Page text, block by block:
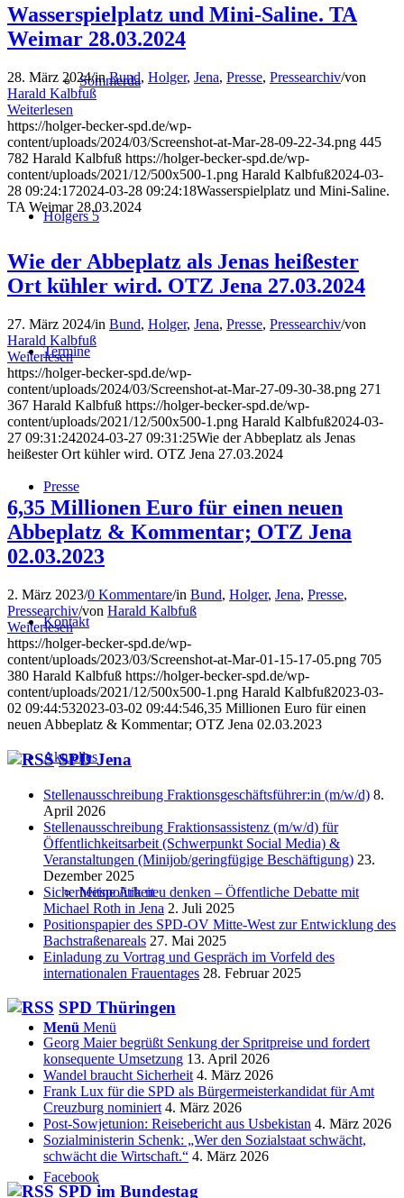
Sömmerda
Holgers 5
Termine
Presse
Kontakt
Aktuelles
Meine Arbeit
Menü Menü
Facebook
Wasserspielplatz und Mini-Saline. TA
Weimar 28.03.2024
28. März 2024/inBund, Holger, Jena, Presse, Pressearchiv/von
Harald Kalbfuß
Weiterlesen
https://holger-becker-spd.de/wp-
content/uploads/2024/03/Screenshot-at-Mar-28-09-22-34.png 445
782 Harald Kalbfuß https://holger-becker-spd.de/wp-
content/uploads/2021/12/500x500-1.png Harald Kalbfuß2024-03-
28 09:24:172024-03-28 09:24:18Wasserspielplatz und Mini-Saline.
TA Weimar 28.03.2024
Wie der Abbeplatz als Jenas heißester
Ort kühler wird. OTZ Jena 27.03.2024
27. März 2024/in Bund, Holger, Jena, Presse, Pressearchiv/von
Harald Kalbfuß
Weiterlesen
https://holger-becker-spd.de/wp-
content/uploads/2024/03/Screenshot-at-Mar-27-09-30-38.png 271
367 Harald Kalbfuß https://holger-becker-spd.de/wp-
content/uploads/2021/12/500x500-1.png Harald Kalbfuß2024-03-
27 09:31:242024-03-27 09:31:25Wie der Abbeplatz als Jenas
heißester Ort kühler wird. OTZ Jena 27.03.2024
6,35 Millionen Euro für einen neuen
Abbeplatz & Kommentar; OTZ Jena
02.03.2023
2. März 2023/0 Kommentare/in Bund, Holger, Jena, Presse,
Pressearchiv/von Harald Kalbfuß
Weiterlesen
https://holger-becker-spd.de/wp-
content/uploads/2023/03/Screenshot-at-Mar-01-15-17-05.png 705
380 Harald Kalbfuß https://holger-becker-spd.de/wp-
content/uploads/2021/12/500x500-1.png Harald Kalbfuß2023-03-
02 09:44:532023-03-02 09:44:546,35 Millionen Euro für einen
neuen Abbeplatz & Kommentar; OTZ Jena 02.03.2023
SPD Jena
Stellenausschreibung Fraktionsgeschäftsführer:in (m/w/d) 8.
April 2026
Stellenausschreibung Fraktionsassistenz (m/w/d) für
Öffentlichkeitsarbeit (Schwerpunkt Social Media) &
Veranstaltungen (Minijob/geringfügige Beschäftigung) 23.
Dezember 2025
Sicherheitspolitik neu denken – Öffentliche Debatte mit
Michael Roth in Jena 2. Juli 2025
Positionspapier des SPD-OV Mitte-West zur Entwicklung des
Bachstraßenareals 27. Mai 2025
Einladung zu Vortrag und Gespräch im Vorfeld des
internationalen Frauentages 28. Februar 2025
SPD Thüringen
Georg Maier begrüßt Senkung der Spritpreise und fordert
konsequente Umsetzung 13. April 2026
Wandel braucht Sicherheit 4. März 2026
Frank Lux für die SPD als Bürgermeisterkandidat für Amt
Creuzburg nominiert 4. März 2026
Post-Sowjetunion: Reisebericht aus Usbekistan 4. März 2026
Sozialministerin Schenk: „Wer den Sozialstaat schwächt,
schwächt die Wirtschaft.“ 4. März 2026
SPD im Bundestag